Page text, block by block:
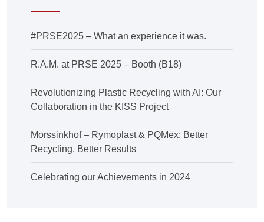
#PRSE2025 – What an experience it was.
R.A.M. at PRSE 2025 – Booth (B18)
Revolutionizing Plastic Recycling with AI: Our
Collaboration in the KISS Project
Morssinkhof – Rymoplast & PQMex: Better
Recycling, Better Results
Celebrating our Achievements in 2024